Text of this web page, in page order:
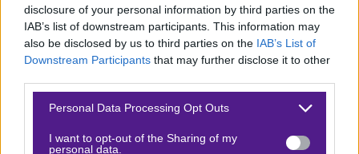
disclosure of your personal information by third parties on the
IAB’s list of downstream participants. This information may
also be disclosed by us to third parties on the IAB’s List of
Downstream Participants that may further disclose it to other
Please note that this website/app uses one or more Google
not limited to your visit or usage behaviour. You may click to
Personal Data Processing Opt Outs
I want to opt-out of the Sharing of my
personal data.
ιστορικής σημασίας καθώς είναι ο πρώτος στην ιστορία
της ομάδας σε όμιλο του Champions League.
Η ομάδα του Χουάν Κάρλος Καρσέδο κάνει συνεχώς
άλματα τα τελευταία χρόνια, καθώς το 2024 κατέκτησε
το κύπελλο Κύπρου, το 2025 το πρωτάθλημα, ενώ
ξεπέρασε με απόλυτη επιτυχία τα τρία εμπόδια στα